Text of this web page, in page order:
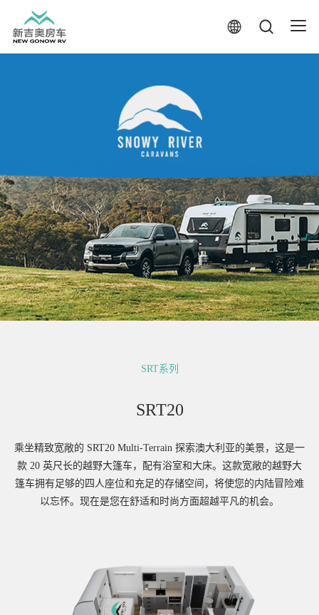
SRT系列
SRT20
乘坐精致宽敞的 SRT20 Multi-Terrain 探索澳大利亚的美景，这是一
款 20 英尺长的越野大篷车，配有浴室和大床。这款宽敞的越野大
篷车拥有足够的四人座位和充足的存储空间，将使您的内陆冒险难
以忘怀。现在是您在舒适和时尚方面超越平凡的机会。